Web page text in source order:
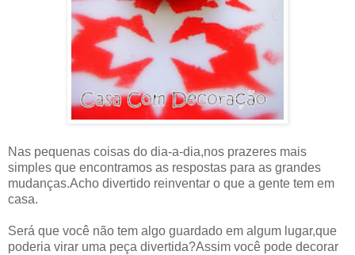
Nas pequenas coisas do dia-a-dia,nos prazeres mais
simples que encontramos as respostas para as grandes
mudanças.Acho divertido reinventar o que a gente tem em
casa.
Será que você não tem algo guardado em algum lugar,que
poderia virar uma peça divertida?Assim você pode decorar